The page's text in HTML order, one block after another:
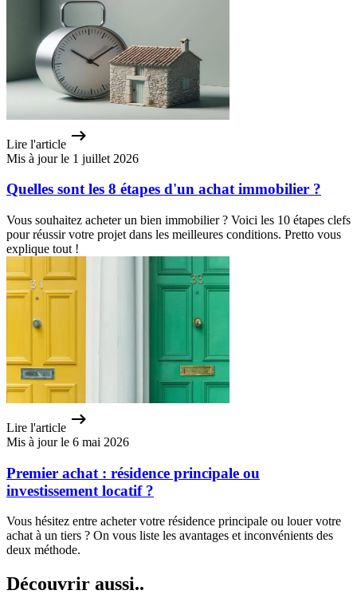
Lire l'article
Mis à jour le 1 juillet 2026
Quelles sont les 8 étapes d'un achat immobilier ?
Vous souhaitez acheter un bien immobilier ? Voici les 10 étapes clefs
pour réussir votre projet dans les meilleures conditions. Pretto vous
explique tout !
Lire l'article
Mis à jour le 6 mai 2026
Premier achat : résidence principale ou
investissement locatif ?
Vous hésitez entre acheter votre résidence principale ou louer votre
achat à un tiers ? On vous liste les avantages et inconvénients des
deux méthode.
Découvrir aussi..